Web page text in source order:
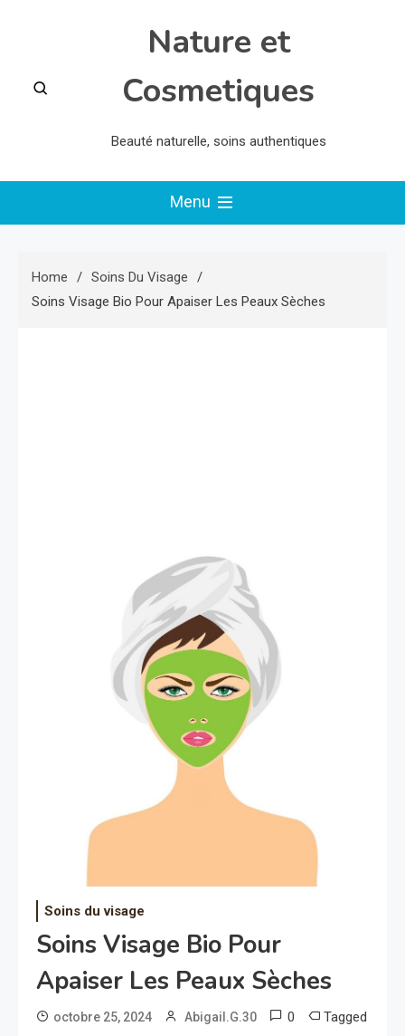
Nature et
Cosmetiques
Beauté naturelle, soins authentiques
Menu
Home
Soins Du Visage
Soins Visage Bio Pour Apaiser Les Peaux Sèches
Soins du visage
Soins Visage Bio Pour
Apaiser Les Peaux Sèches
octobre 25, 2024 Abigail.G.30 0 Tagged